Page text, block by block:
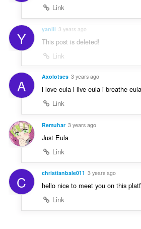
Link
Y yaniii 3 years ago
This post is deleted!
Link
A Axolotses 3 years ago
i love eula i live eula i breathe eula
Link
Remuhar 3 years ago
Just Eula
Link
C christianbale011 3 years ago
hello nice to meet you on this
Link